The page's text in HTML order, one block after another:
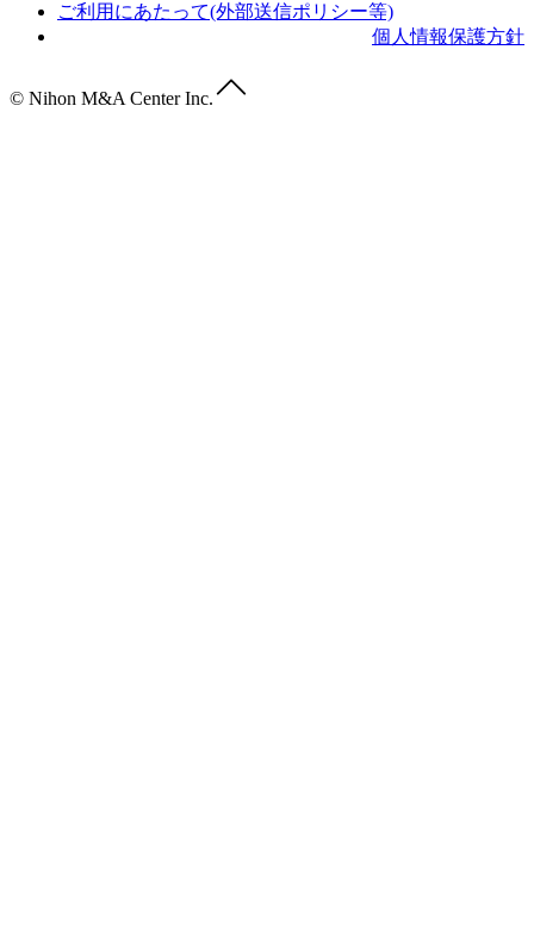
ご利用にあたって(外部送信ポリシー等)
個人情報保護方針
© Nihon M&A Center Inc.